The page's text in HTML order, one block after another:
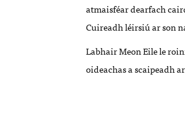
atmaisféar dearfach
Cuireadh léirsiú ar son
Labhair Meon Eile le
oideachas a scaipeadh